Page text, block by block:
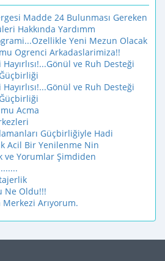
Madde 24 Bulunması Gereken
Hakkında Yardımm
Yeni Mezun Olacak
Ogrenci Arkadaslarimiza!!
ve Ruh Desteği
ve Ruh Desteği
Acma
Güçbirliğiyle Hadi
Acil Bir Yenilenme Nin
ve Yorumlar Şimdiden
Ne Oldu!!!
Merkezi Arıyorum.